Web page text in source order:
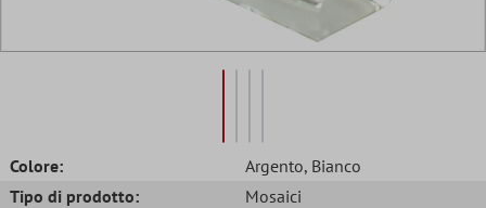
Colore: Argento, Bianco
Tipo di prodotto:
Mosaici